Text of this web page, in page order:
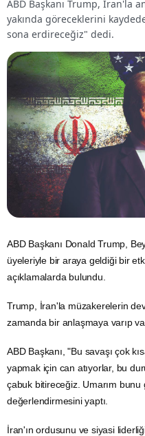
ABD Başkanı Trump, İran'la
yakında göreceklerini
sona erdireceğiz" dedi.
ABDBaşkanı Donald Trump,
üyeleriyle bir araya geldiği bir
açıklamalarda bulundu.
Trump, İran'la müzakerelerin
zamanda bir anlaşmaya varıp
ABD Başkanı, "Bu savaşı çok
yapmak için can atıyorlar, bu
çabuk bitireceğiz. Umarım
değerlendirmesini yaptı.
İran'ın ordusunu ve siyasi